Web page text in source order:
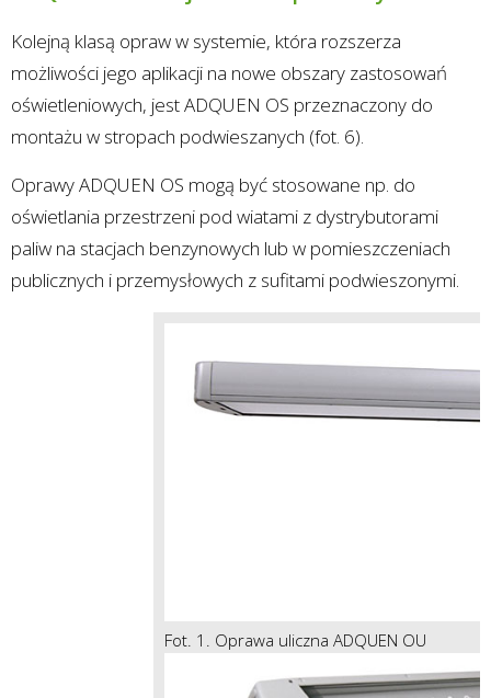
Kolejną klasą opraw w systemie, która rozszerza
możliwości jego aplikacji na nowe obszary zastosowań
oświetleniowych, jest ADQUEN OS przeznaczony do
montażu w stropach podwieszanych (fot. 6).
Oprawy ADQUEN OS mogą być stosowane np. do
oświetlania przestrzeni pod wiatami z dystrybutorami
paliw na stacjach benzynowych lub w pomieszczeniach
publicznych i przemysłowych z sufitami podwieszonymi.
Fot. 1. Oprawa uliczna ADQUEN OU